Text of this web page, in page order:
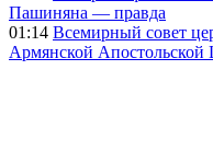
Пашиняна — правда
01:14 Всемирный совет
Армянской Апостольской